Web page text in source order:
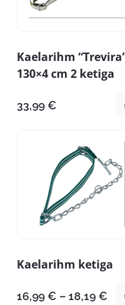
Kaelarihm
130×4 cm 2 ketiga
33,99 €
Kaelarihm ketiga
16,99 € – 18,19 €